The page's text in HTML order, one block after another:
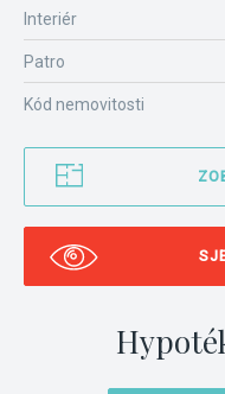
Interiér
Patro
Kód nemovitosti